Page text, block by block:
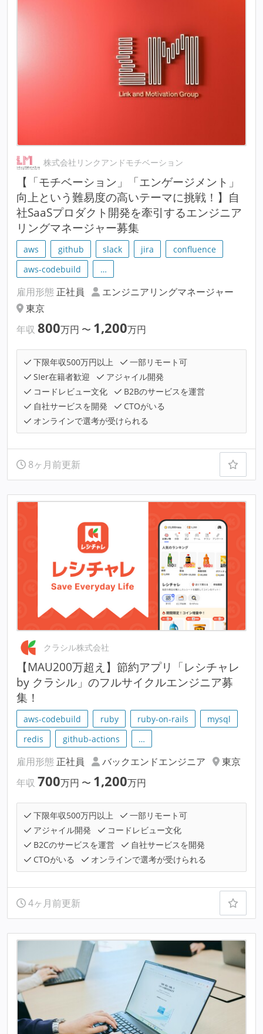
株式会社リンクアンドモチベーション
【「モチベーション」「エンゲージメント」
向上という難易度の高いテーマに挑戦！】自
社SaaSプロダクト開発を牽引するエンジニア
リングマネージャー募集
aws github slack jira
confluence
aws-codebuild
…
雇用形態 正社員
エンジニアリングマネージャー
東京
年収 800万円 〜 1,200万円
下限年収500万円以上
一部リモート可
SIer在籍者歓迎
アジャイル開発
コードレビュー文化
B2Bのサービスを運営
自社サービスを開発
CTOがいる
オンラインで選考が受けられる
8ヶ月前更新
クラシル株式会社
【MAU200万超え】節約アプリ「レシチャレ
by クラシル」のフルサイクルエンジニア募
集！
aws-codebuild ruby ruby-on-rails
mysql
redis
github-actions …
雇用形態 正社員 バックエンドエンジニア
東京
年収 700万円 〜 1,200万円
下限年収500万円以上
一部リモート可
アジャイル開発
コードレビュー文化
B2Cのサービスを運営
自社サービスを開発
CTOがいる
オンラインで選考が受けられる
4ヶ月前更新